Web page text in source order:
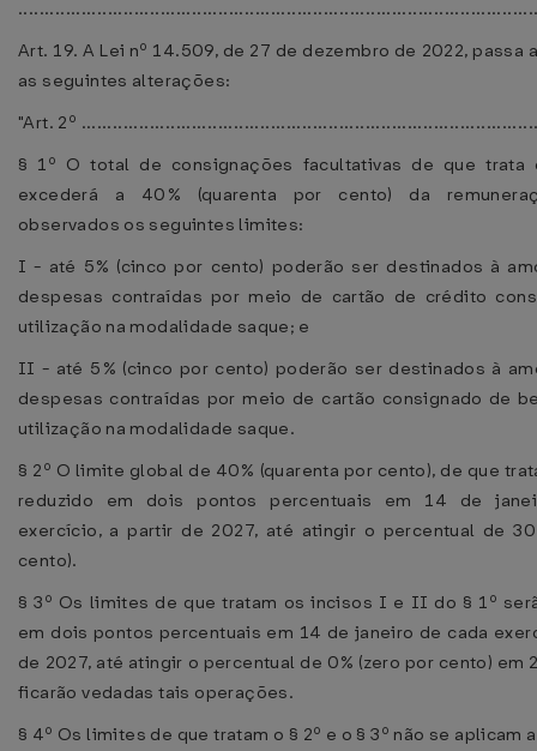
Art. 19. A Lei nº 14.509, de 27 de dezembro de 2022, passa
as seguintes alterações:
"Art. 2º
§ 1º O total de consignações facultativas de que trata
excederá a 40% (quarenta por cento) da
observados os seguintes limites:
I - até 5% (cinco por cento) poderão ser destinados à
despesas contraídas por meio de cartão de crédito
utilização na modalidade saque; e
II - até 5% (cinco por cento) poderão ser destinados à
despesas contraídas por meio de cartão consignado de
utilização na modalidade saque.
§ 2º O limite global de 40% (quarenta por cento), de que
reduzido em dois pontos percentuais em 14 de
exercício, a partir de 2027, até atingir o percentual de
cento).
§ 3º Os limites de que tratam os incisos I e II do § 1º
em dois pontos percentuais em 14 de janeiro de cada
de 2027, até atingir o percentual de 0% (zero por cento) em
ficarão vedadas tais operações.
§ 4º Os limites de que tratam o § 2º e o § 3º não se aplicam